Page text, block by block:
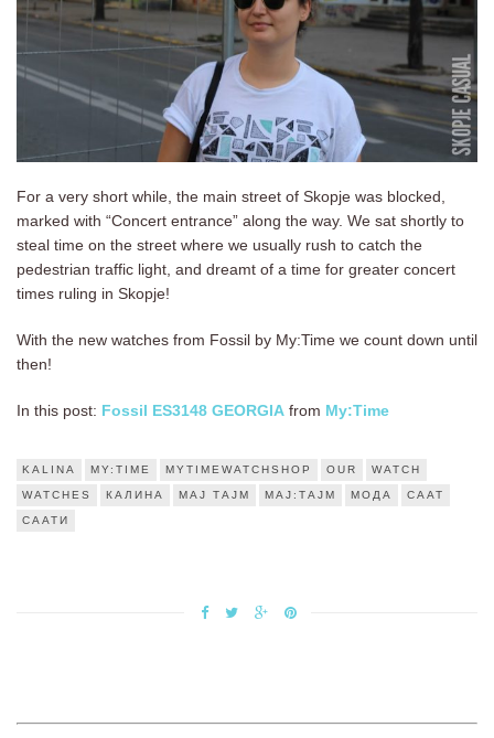
For a very short while, the main street of Skopje was blocked,
marked with “Concert entrance” along the way. We sat shortly to
steal time on the street where we usually rush to catch the
pedestrian traffic light, and dreamt of a time for greater concert
times ruling in Skopje!
With the new watches from Fossil by My:Time we count down until
then!
In this post: Fossil ES3148 GEORGIA from My:Time
KALINA MY:TIME MYTIMEWATCHSHOP OUR WATCH
WATCHES КАЛИНА МАЈ ТАЈМ МАЈ:ТАЈМ МОДА СААТ
СААТИ